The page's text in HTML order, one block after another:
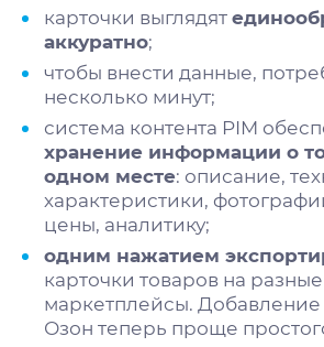
карточки выглядят
аккуратно;
чтобы внести данные,
несколько минут;
система контента PIM
хранение информации о
одном месте: описание,
характеристики,
цены, аналитику;
одним нажатием
карточки товаров на разные
маркетплейсы. Добавление
Озон теперь проще